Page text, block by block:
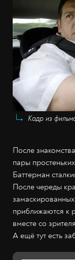
Кадр из
После
пары
Баттерман
После череды
приближаются к
вместе со
А ещё тут есть